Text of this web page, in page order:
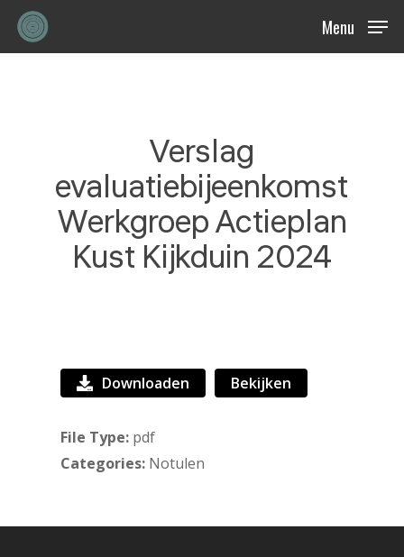
Skip
Menu
Verslag
evaluatiebijeenkomst
Werkgroep Actieplan
Kust Kijkduin 2024
Downloaden Bekijken
File Type: pdf
Categories: Notulen